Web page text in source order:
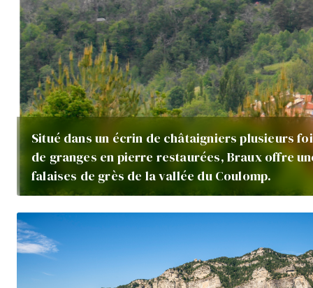
Situé dans un écrin de châtaigniers plusieurs
de granges en pierre restaurées, Braux offre
falaises de grès de la vallée du Coulomp.